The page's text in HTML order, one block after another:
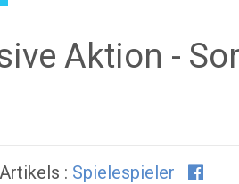
Aktion -
: Spielespieler